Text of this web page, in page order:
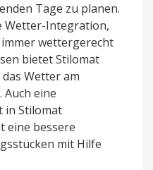
Tage zu planen.
Wetter-Integration,
wettergerecht
bietet Stilomat
Wetter am
Auch eine
in Stilomat
eine bessere
mit Hilfe